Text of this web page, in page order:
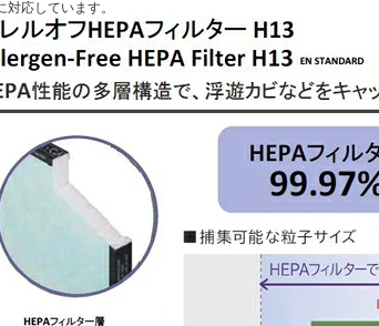
応しています。